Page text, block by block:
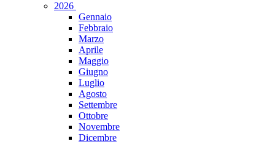
2026
Gennaio
Febbraio
Marzo
Aprile
Maggio
Giugno
Luglio
Agosto
Settembre
Ottobre
Novembre
Dicembre